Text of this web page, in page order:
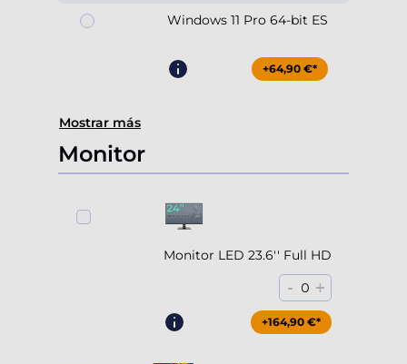
Windows 11 Pro 64-bit ES
+64,90 €*
Mostrar más
Monitor
Monitor LED 23.6'' Full HD
- 0 +
+164,90 €*